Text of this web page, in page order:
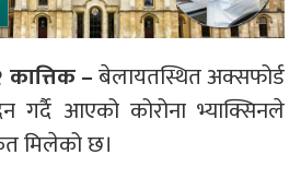
–बेलायतस्थित अक्सफोर्ड
गर्दै आएको कोरोना भ्याक्सिनले
मिलेको छ।